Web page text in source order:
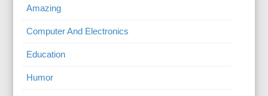
Amazing
Computer And Electronics
Education
Humor